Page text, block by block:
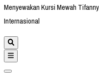
Menyewakan Kursi Mewah
Internasional